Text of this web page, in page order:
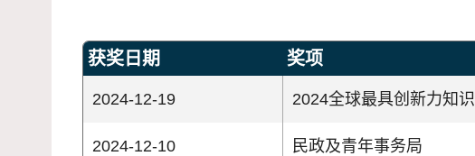
获奖日期 奖项
2024-12-19 2024全球最具创新力知
2024-12-10
民政及青年事务局